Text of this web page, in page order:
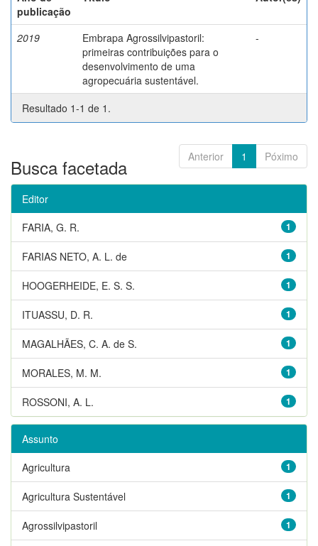
publicação
2019
Embrapa Agrossilvipastoril:
primeiras contribuições para o
desenvolvimento de uma
agropecuária sustentável.
-
Resultado 1-1 de 1.
Anterior 1 Póximo
Busca facetada
Editor
1
FARIA, G. R.
1
FARIAS NETO, A. L. de
1
HOOGERHEIDE, E. S. S.
1
ITUASSU, D. R.
1
MAGALHÃES, C. A. de S.
1
MORALES, M. M.
1
ROSSONI, A. L.
Assunto
1
Agricultura
1
Agricultura Sustentável
1
Agrossilvipastoril